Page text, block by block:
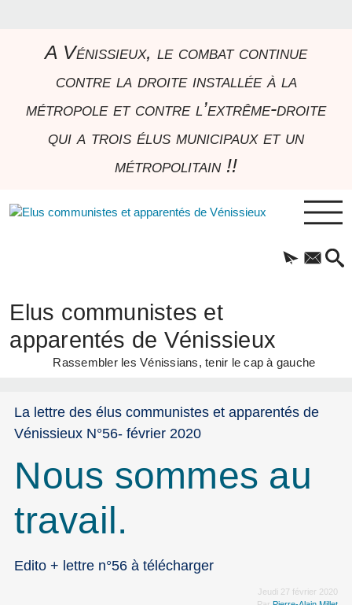
A Vénissieux, le combat continue
contre la droite installée à la
métropole et contre l’extrême-droite
qui a trois élus municipaux et un
métropolitain !!
Elus communistes et
apparentés de Vénissieux
Rassembler les Vénissians, tenir le cap à gauche
La lettre des élus communistes et apparentés de
Vénissieux N°56- février 2020
Nous sommes au
travail.
Edito + lettre n°56 à télécharger
Jeudi 27 février 2020